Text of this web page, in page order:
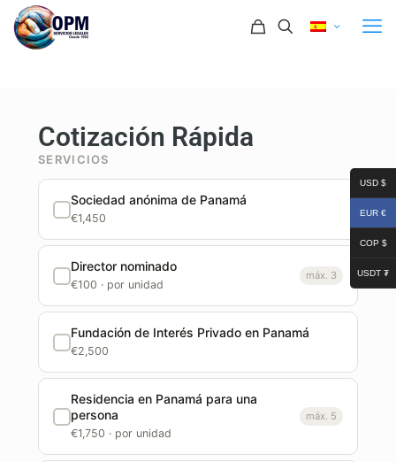
Cotización Rápida
SERVICIOS
Sociedad anónima de Panamá
€1,450
Director nominado
€100 · por unidad
máx. 3
Fundación de Interés Privado en Panamá
€2,500
Residencia en Panamá para una
persona
€1,750 · por unidad
máx. 5
USD $
EUR €
COP $
USDT ₮